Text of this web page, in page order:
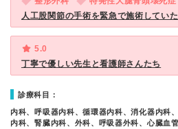
人工股関節の手術を緊急で施術してい
5.0
丁寧で優しい先生と看護師さんたち
診療科目：
内科、呼吸器内科、循環器内科、消化器内科
内科、腎臓内科、外科、呼吸器外科、心臓血